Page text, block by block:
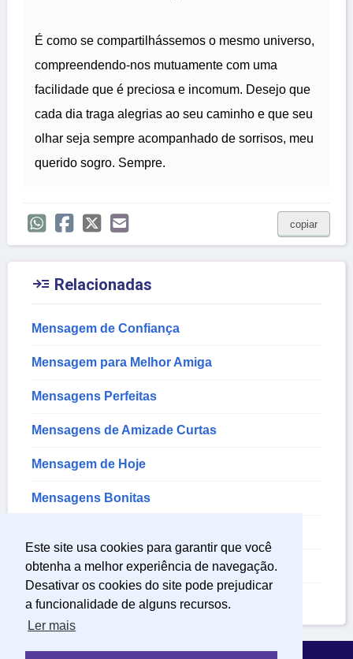
Este site usa cookies para garantir que você
obtenha a melhor experiência de navegação.
Desativar os cookies do site pode prejudicar
a funcionalidade de alguns recursos.
Ler mais
É como se compartilhássemos o mesmo universo,
compreendendo-nos mutuamente com uma
facilidade que é preciosa e incomum. Desejo que
cada dia traga alegrias ao seu caminho e que seu
olhar seja sempre acompanhado de sorrisos, meu
querido sogro. Sempre.
copiar
 Relacionadas
Mensagem de Confiança
Mensagem para Melhor Amiga
Mensagens Perfeitas
Mensagens de Amizade Curtas
Mensagem de Hoje
Mensagens Bonitas
Mensagem de Agradecimento
Mensagem de Amizade